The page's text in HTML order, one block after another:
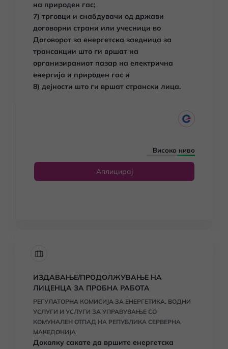
на природен гас;
7) трговци и снабдувачи од држави
договорни страни или учесници во
Договорот за енергетска заедница за
трансакции што ги вршат на
организираниот пазар на електрична
енергија и природен гас и
8) дејности што ги вршат странски лица.
Високо ниво
Аплицирај
ИЗДАВАЊЕ/ПРОДОЛЖУВАЊЕ НА
ЛИЦЕНЦА ЗА ПРОБНА РАБОТА
РЕГУЛАТОРНА КОМИСИЈА ЗА ЕНЕРГЕТИКА, ВОДНИ
УСЛУГИ И УСЛУГИ ЗА УПРАВУВАЊЕ СО
КОМУНАЛЕН ОТПАД НА РЕПУБЛИКА СЕРВЕРНА
МАКЕДОНИЈА
Доколку сакате да вршите енергетска